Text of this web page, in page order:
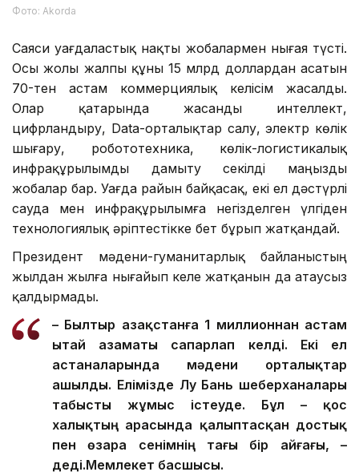
Фото: Аkorda
Саяси уағдаластық нақты жобалармен нығая түсті.
Осы жолы жалпы құны 15 млрд доллардан асатын
70-тен астам коммерциялық келісім жасалды.
Олар қатарында жасанды интеллект,
цифрландыру, Data-орталықтар салу, электр көлік
шығару, робототехника, көлік-логистикалық
инфрақұрылымды дамыту секілді маңызды
жобалар бар. Уағда райын байқасақ, екі ел дәстүрлі
сауда мен инфрақұрылымға негізделген үлгіден
технологиялық әріптестікке бет бұрып жатқандай.
Президент мәдени-гуманитарлық байланыстың
жылдан жылға нығайып келе жатқанын да атаусыз
қалдырмады.
– Былтыр Қазақстанға 1 миллионнан астам
Қытай азаматы сапарлап келді. Екі ел
астаналарында мәдени орталықтар
ашылды. Елімізде Лу Бань шеберханалары
табысты жұмыс істеуде. Бұл – қос
халықтың арасында қалыптасқан достық
пен өзара сенімнің тағы бір айғағы, –
деді.Мемлекет басшысы.